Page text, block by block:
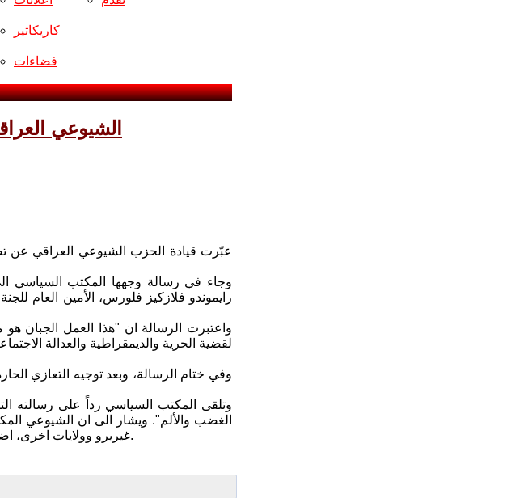
كاريكاتير
فضاءات
الشيوعي
عبّرت قيادة الحزب الشيوعي العراقي عن
رايموندو فلازكيز فلورس، الأمين العام
واعتبرت الرسالة ان "هذا العمل الجبان
لقضية الحرية والديمقراطية والعدالة
وفي ختام الرسالة، وبعد توجيه التعازي
وتلقى المكتب السياسي رداً على رسالته
الغضب والألم". ويشار الى ان الشيوعي
غيريرو وولايات اخرى، اضافة الى مدينة مكسيكو، قرئت فيها رسائل التضامن الموجهة الى عائلات الشهداء الثلاثة ورفاقهم واصدقائهم.